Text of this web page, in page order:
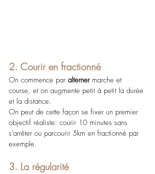
2. Courir en fractionné
On commence par alterner marche et
course, et on augmente petit à petit la durée
et la distance.
On peut de cette façon se fixer un premier
objectif réaliste: courir 10 minutes sans
s'arrêter ou parcourir 5km en fractionné par
exemple.
3. La régularité